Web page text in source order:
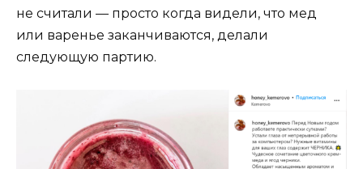
не считали — просто когда видели, что мед
или варенье заканчиваются, делали
следующую партию.